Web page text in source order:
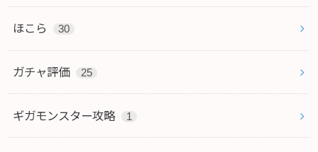
ほこら 30
ガチャ評価 25
ギガモンスター攻略 1